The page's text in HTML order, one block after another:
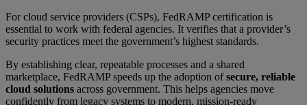
For cloud service providers (CSPs), FedRAMP certification is
essential to work with federal agencies. It verifies that a provider’s
security practices meet the government’s highest standards.
By establishing clear, repeatable processes and a shared
marketplace, FedRAMP speeds up the adoption ofsecure, reliable
cloud solutions across government. This helps agencies move
confidently from legacy systems to modern, mission-ready